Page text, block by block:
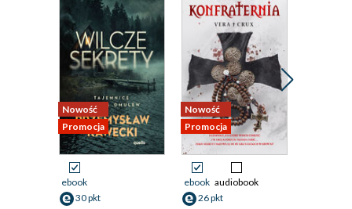
Nowość
Promocja
ebook
30 pkt
Nowość
Promocja
ebook audiobook
26 pkt